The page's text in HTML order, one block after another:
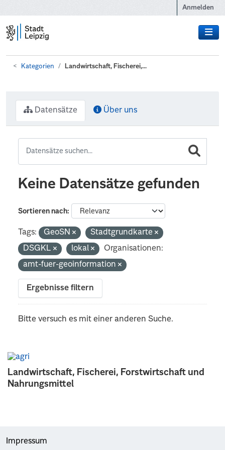
Anmelden
Kategorien Landwirtschaft, Fischerei,...
Landwirtschaft, Fischerei, Forstwirtschaft und
Nahrungsmittel
Datensätze Über uns
Keine Datensätze gefunden
Sortieren nach
Tags: GeoSN
Stadtgrundkarte
DSGKL
lokal
Organisationen:
amt-fuer-geoinformation
Ergebnisse filtern
Bitte versuch es mit einer anderen Suche.
Impressum